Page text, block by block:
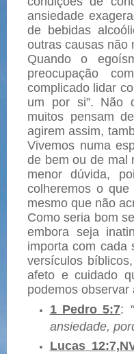
ansiedade
de bebidas
outras causas não
Quando o
preocupação
complicado lidar
um por si”. Não
muitos pensam
agirem assim,
Vivemos numa
de bem ou de mal
menor dúvida,
colheremos o
mesmo que não
Como seria bom
embora seja
importa com cada
versículos
afeto e cuidado
podemos observar
1 Pedro 5:7:
ansiedade,
Lucas